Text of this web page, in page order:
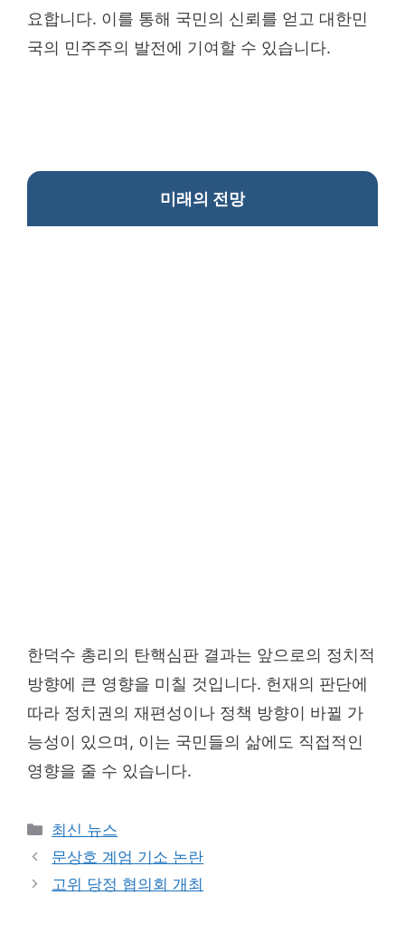
요합니다. 이를 통해 국민의 신뢰를 얻고 대한민
국의 민주주의 발전에 기여할 수 있습니다.
미래의 전망
한덕수 총리의 탄핵심판 결과는 앞으로의 정치적
방향에 큰 영향을 미칠 것입니다. 헌재의 판단에
따라 정치권의 재편성이나 정책 방향이 바뀔 가
능성이 있으며, 이는 국민들의 삶에도 직접적인
영향을 줄 수 있습니다.
Categories
최신 뉴스
문상호 계엄 기소 논란
고위 당정 협의회 개최